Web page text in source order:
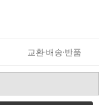
교환·배송·반품